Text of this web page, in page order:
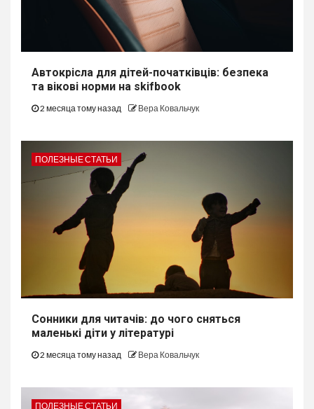
Автокрісла для дітей-початківців: безпека
та вікові норми на skifbook
2 месяца тому назад Вера Ковальчук
ПОЛЕЗНЫЕ СТАТЬИ
Сонники для читачів: до чого сняться
маленькі діти у літературі
2 месяца тому назад Вера Ковальчук
ПОЛЕЗНЫЕ СТАТЬИ